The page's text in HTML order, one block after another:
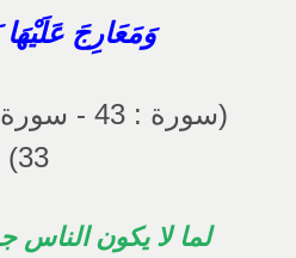
وَمَعَارِجَ
(سورة : 43 -
33)
لما لا يكون الناس